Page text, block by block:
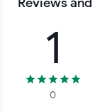
1
0